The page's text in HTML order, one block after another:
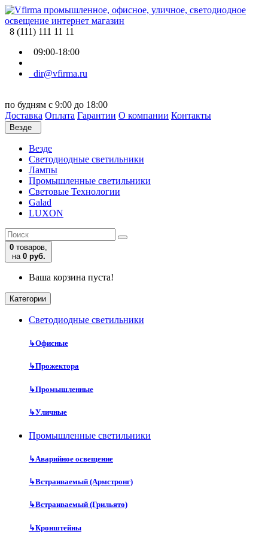
8 (111) 111 11 11
09:00-18:00
dir@vfirma.ru
по будням с 9:00 до 18:00
Доставка Оплата Гарантии О компании Контакты
Везде
Везде
Cветодиодные светильники
Лампы
Промышленные светильники
Световые Технологии
Galad
LUXON
0 товаров,
на 0 руб.
Ваша корзина пуста!
Категории
Cветодиодные светильники
↳Офисные
↳Прожектора
↳Промышленные
↳Уличные
Промышленные светильники
↳Аварийное освещение
↳Встраиваемый (Армстронг)
↳Встраиваемый (Грильято)
↳Кронштейны